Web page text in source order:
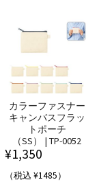
カラーファスナー
キャンバスフラッ
トポーチ
（SS） | TP-0052
¥1,350
（税込 ¥1485）